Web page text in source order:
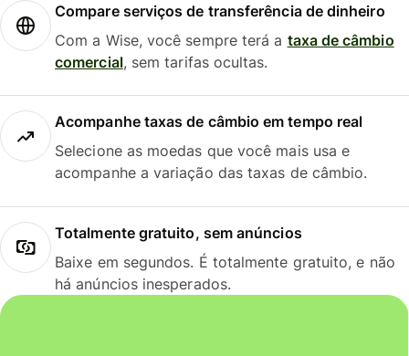
Compare serviços de transferência de dinheiro
Com a Wise, você sempre terá a taxa de câmbio
comercial, sem tarifas ocultas.
Acompanhe taxas de câmbio em tempo real
Selecione as moedas que você mais usa e
acompanhe a variação das taxas de câmbio.
Totalmente gratuito, sem anúncios
Baixe em segundos. É totalmente gratuito, e não
há anúncios inesperados.